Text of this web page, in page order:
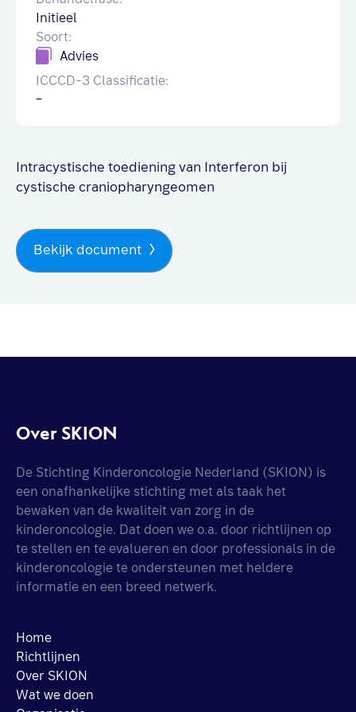
Initieel
Soort:
Advies
ICCCD-3 Classificatie:
–
Intracystische toediening van Interferon bij
cystische craniopharyngeomen
Bekijk document
Over SKION
De Stichting Kinderoncologie Nederland (SKION) is
een onafhankelijke stichting met als taak het
bewaken van de kwaliteit van zorg in de
kinderoncologie. Dat doen we o.a. door richtlijnen op
te stellen en te evalueren en door professionals in de
kinderoncologie te ondersteunen met heldere
informatie en een breed netwerk.
Home
Richtlijnen
Over SKION
Wat we doen